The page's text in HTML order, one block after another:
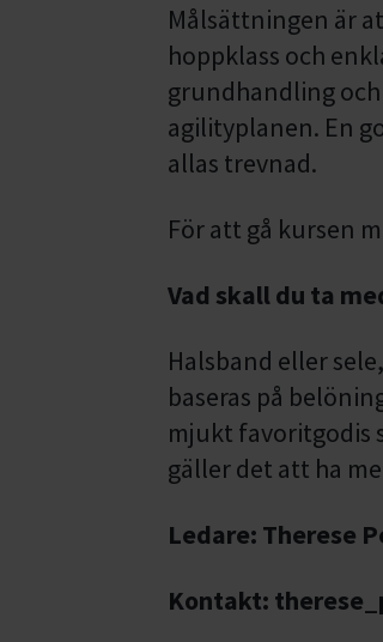
Målsättningen är
hoppklass och
grundhandling
agilityplanen. En
allas trevnad.
För att gå kursen
Vad skall du ta
Halsband eller
baseras på
mjukt favoritgodis
gäller det att ha
Ledare: Therese
Kontakt: